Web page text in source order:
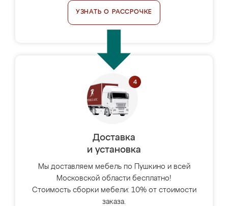
УЗНАТЬ О РАССРОЧКЕ
Доставка
и установка
Мы доставляем мебель по Пушкино и всей
Московской области бесплатно!
Стоимость сборки мебели: 10% от стоимости
заказа.